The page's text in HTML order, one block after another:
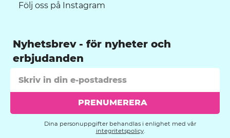
Följ oss på Instagram
Nyhetsbrev
PRENUMERERA
Dina personuppgifter behandlas i enlighet med vår
integritetspolicy.